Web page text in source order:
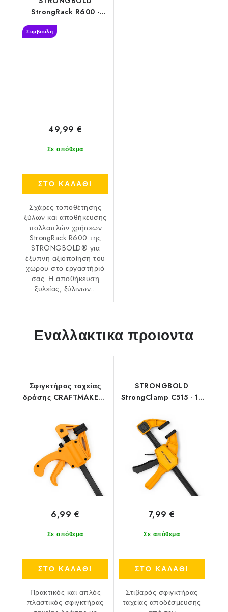
StrongRack R600 -
Σχάρες αποθήκευσης
6 επιπέδων
Συμβουλη
Σε απόθεμα
49,99 €
ΣΤΟ ΚΑΛΑΘΙ
Σχάρες τοποθέτησης
ξύλων και αποθήκευσης
πολλαπλών χρήσεων
StrongRack R600 της
STRONGBOLD® για
έξυπνη αξιοποίηση του
χώρου στο εργαστήριό
σας. Η αποθήκευση
ξυλείας, ξύλινων...
Εναλλακτικα προιοντα
Σφιγκτήρας ταχείας
δράσης CRAFTMAKER -
Σε απόθεμα
6,99 €
ΣΤΟ ΚΑΛΑΘΙ
Πρακτικός και απλός
πλαστικός σφιγκτήρας
STRONGBOLD
StrongClamp C515 - 15
Σε απόθεμα
7,99 €
ΣΤΟ ΚΑΛΑΘΙ
Στιβαρός σφιγκτήρας
ταχείας αποδέσμευσης